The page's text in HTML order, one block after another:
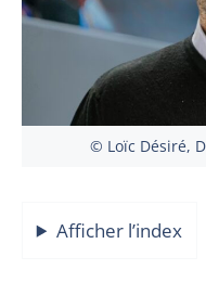
© Loïc Désiré,
Afficher l’index